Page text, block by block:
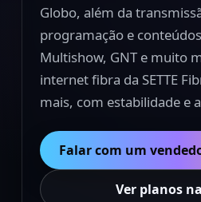
Globo, além da
programação e
Multishow, GNT e muito
internet fibra da SETTE
mais, com estabilidade e
Falar com um
Ver planos